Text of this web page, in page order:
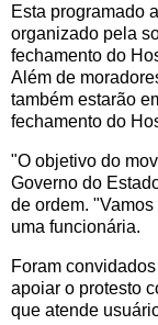
Esta programado
organizado pela
fechamento do
Além de
também estarão
fechamento do
"O objetivo do
Governo do
de ordem.
uma funcionária.
Foram
apoiar o protesto
que atende